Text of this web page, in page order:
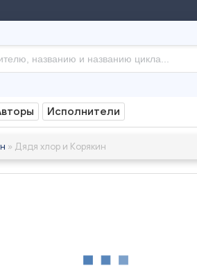
Исполнители
» Дядя хлор и Корякин